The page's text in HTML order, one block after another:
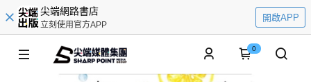
尖端網路書店
立刻使用官方APP
開啟APP
0